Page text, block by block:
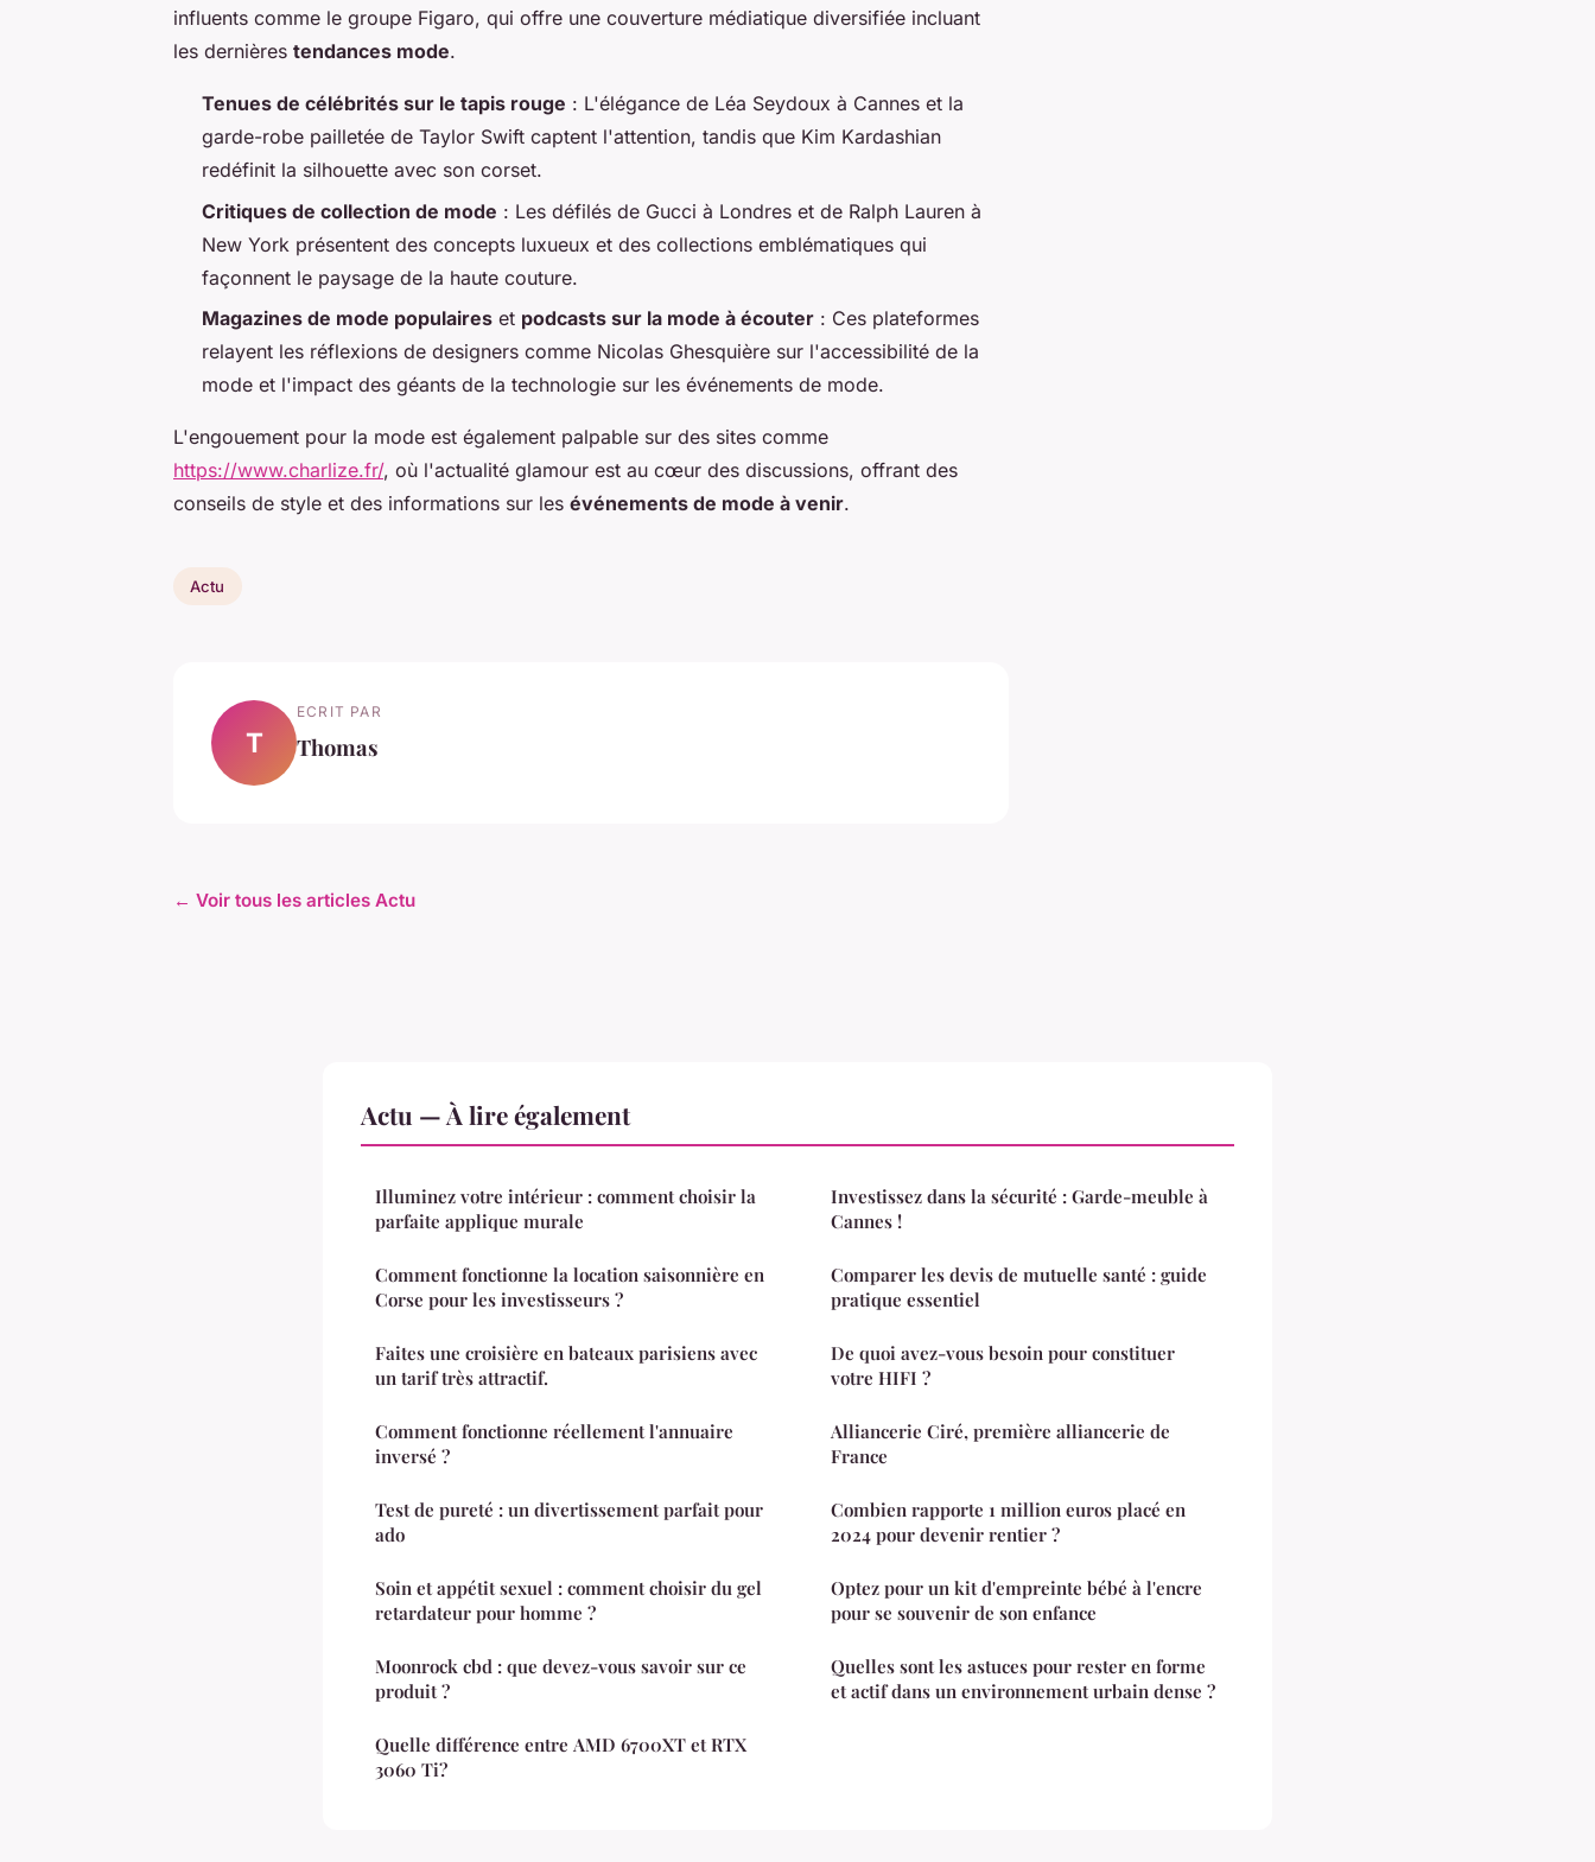
influents comme le groupe Figaro, qui offre une couverture médiatique diversifiée incluant
les dernières tendances mode.
Tenues de célébrités sur le tapis rouge : L'élégance de Léa Seydoux à Cannes et la
garde-robe pailletée de Taylor Swift captent l'attention, tandis que Kim Kardashian
redéfinit la silhouette avec son corset.
Critiques de collection de mode : Les défilés de Gucci à Londres et de Ralph Lauren à
New York présentent des concepts luxueux et des collections emblématiques qui
façonnent le paysage de la haute couture.
Magazines de mode populaires et podcasts sur la mode à écouter : Ces plateformes
relayent les réflexions de designers comme Nicolas Ghesquière sur l'accessibilité de la
mode et l'impact des géants de la technologie sur les événements de mode.
L'engouement pour la mode est également palpable sur des sites comme
https://www.charlize.fr/, où l'actualité glamour est au cœur des discussions, offrant des
conseils de style et des informations sur les événements de mode à venir.
Actu
T
ECRIT PAR
Thomas
← Voir tous les articles Actu
Actu — À lire également
Illuminez votre intérieur : comment choisir la
parfaite applique murale
Comment fonctionne la location saisonnière en
Corse pour les investisseurs ?
Faites une croisière en bateaux parisiens avec
un tarif très attractif.
Comment fonctionne réellement l'annuaire
inversé ?
Test de pureté : un divertissement parfait pour
ado
Soin et appétit sexuel : comment choisir du gel
retardateur pour homme ?
Moonrock cbd : que devez-vous savoir sur ce
produit ?
Quelle différence entre AMD 6700XT et RTX
3060 Ti?
Investissez dans la sécurité : Garde-meuble à
Cannes !
Comparer les devis de mutuelle santé : guide
pratique essentiel
De quoi avez-vous besoin pour constituer
votre HIFI ?
Alliancerie Ciré, première alliancerie de
France
Combien rapporte 1 million euros placé en
2024 pour devenir rentier ?
Optez pour un kit d'empreinte bébé à l'encre
pour se souvenir de son enfance
Quelles sont les astuces pour rester en forme
et actif dans un environnement urbain dense ?